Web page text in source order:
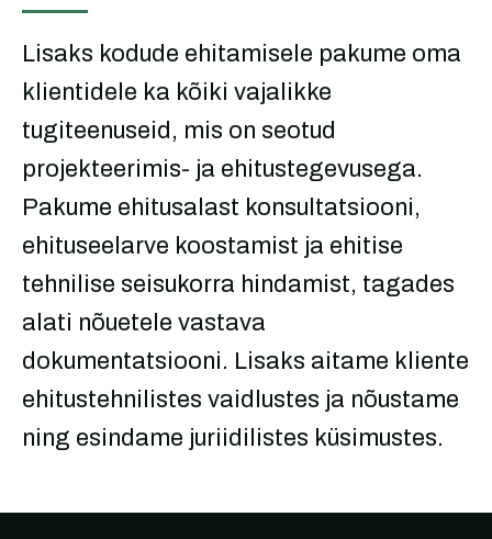
Lisaks kodude ehitamisele pakume oma
klientidele ka kõiki vajalikke
tugiteenuseid, mis on seotud
projekteerimis- ja ehitustegevusega.
Pakume ehitusalast konsultatsiooni,
ehituseelarve koostamist ja ehitise
tehnilise seisukorra hindamist, tagades
alati nõuetele vastava
dokumentatsiooni. Lisaks aitame kliente
ehitustehnilistes vaidlustes ja nõustame
ning esindame juriidilistes küsimustes.